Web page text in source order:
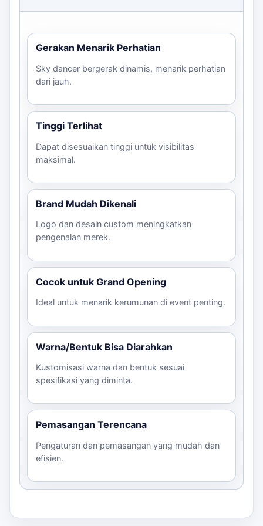
Konfirmasi deadline dan alamat pengiriman.
Anda dan mendapatkan estimasi harga yang akurat.
Gerakan Menarik Perhatian
Sky dancer bergerak dinamis, menarik perhatian
dari jauh.
Tinggi Terlihat
Dapat disesuaikan tinggi untuk visibilitas
maksimal.
Brand Mudah Dikenali
Logo dan desain custom meningkatkan
pengenalan merek.
Cocok untuk Grand Opening
Ideal untuk menarik kerumunan di event penting.
Warna/Bentuk Bisa Diarahkan
Kustomisasi warna dan bentuk sesuai
spesifikasi yang diminta.
Pemasangan Terencana
Pengaturan dan pemasangan yang mudah dan
efisien.